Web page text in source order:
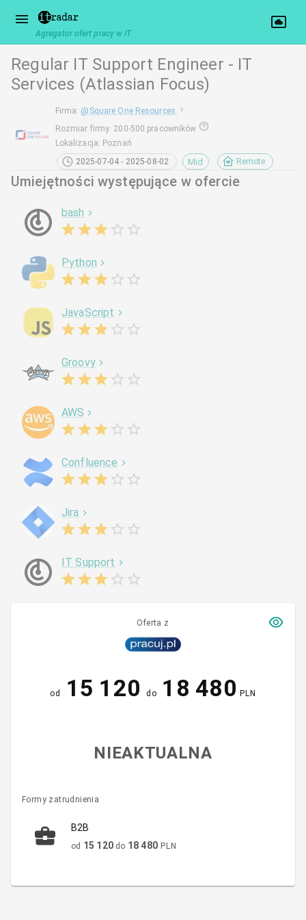
Agregator ofert pracy w IT
Regular IT Support Engineer - IT
Services (Atlassian Focus)
Firma: @ Square One Resources
Rozmiar firmy: 200-500 pracowników
Lokalizacja: Poznań
2025-07-04 - 2025-08-02
Mid Remote
Umiejętności występujące w ofercie
bash
Python
JavaScript
Groovy
AWS
Confluence
Jira
IT Support
Oferta z
od 15 120 do 18 480 PLN
NIEAKTUALNA
Formy zatrudnienia
B2B
od 15 120 do 18 480 PLN